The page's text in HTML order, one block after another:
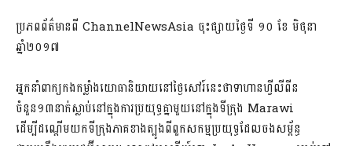
ប្រភពព័ត៌មានពី ChannelNewsAsia ចុះផ្សាយថ្ងៃទី ១០ ខែ មិថុនា
ឆ្នាំ២០១៧
អ្នកនាំពាក្យកងកម្លាំងយោធានិយាយនៅថ្ងៃសៅរ៍នេះថាទាហានហ្វីលីពីន
ចំនួន១៣នាក់ស្លាប់នៅក្នុងការប្រយុទ្ធគ្នាមួយនៅក្នុងទីក្រុង Marawi
ដើម្បីដណ្តើមយកទីក្រុងភាគខាងត្បូងពីពួកសកម្មប្រយុទ្ធដែលចងសម្ព័ន្ធ